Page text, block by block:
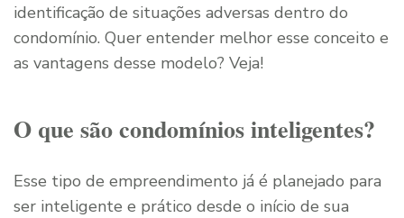
identificação de situações adversas dentro do
condomínio. Quer entender melhor esse conceito e
as vantagens desse modelo? Veja!
O que são condomínios inteligentes?
Esse tipo de empreendimento já é planejado para
ser inteligente e prático desde o início de sua